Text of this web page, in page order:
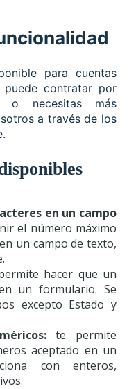
para cuentas
puede contratar por
o necesitas más
a través de los
en un campo
el número máximo
un campo de texto,
hacer que un
un formulario. Se
excepto Estado y
te permite
aceptado en un
con enteros,